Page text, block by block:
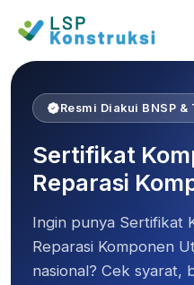
Home Sertifikat Kompetensi
Resmi Diakui BNSP &
Sertifikat
Reparasi
Ingin punya Sertifikat
Reparasi Komponen
nasional? Cek syarat,